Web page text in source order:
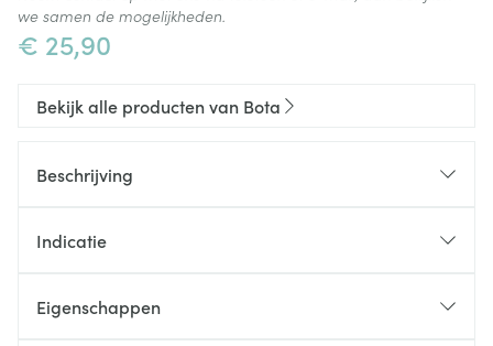
€ 25,90
we samen de mogelijkheden.
Bekijk alle producten van Bota
Beschrijving
Indicatie
Eigenschappen